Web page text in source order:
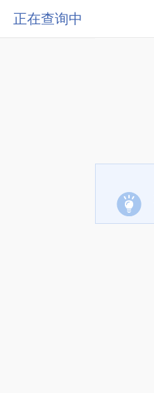
正在查询中